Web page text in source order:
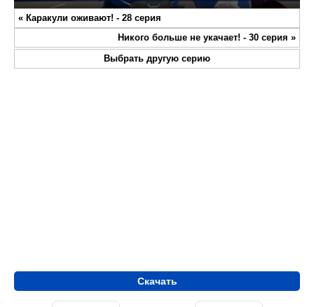
Play Mute Settings
Enter
« Каракули оживают! - 28 серия
Никого больше не укачает! - 30 серия »
Выбрать другую серию
Скачать